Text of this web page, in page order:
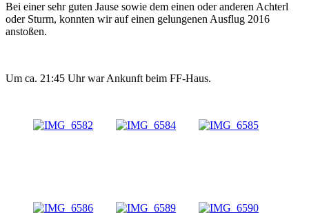
Bei einer sehr guten Jause sowie dem einen oder anderen Achterl
oder Sturm, konnten wir auf einen gelungenen Ausflug 2016
anstoßen.
Um ca. 21:45 Uhr war Ankunft beim FF-Haus.